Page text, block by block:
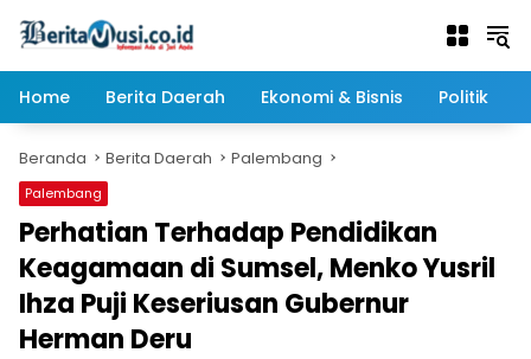
Home
Berita Daerah Ekonomi & Bisnis Politik
Beranda Berita Daerah Palembang
Palembang
Perhatian Terhadap Pendidikan
Keagamaan di Sumsel, Menko Yusril
Ihza Puji Keseriusan Gubernur
Herman Deru